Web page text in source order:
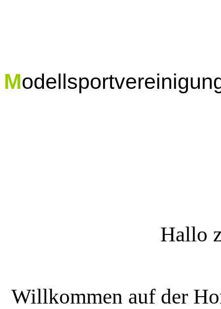
M
Hallo
Willkommen auf der